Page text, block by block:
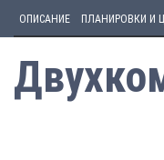
ОПИСАНИЕ ПЛАНИРОВКИ И